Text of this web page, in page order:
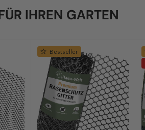
IHREN GARTEN
Bestseller